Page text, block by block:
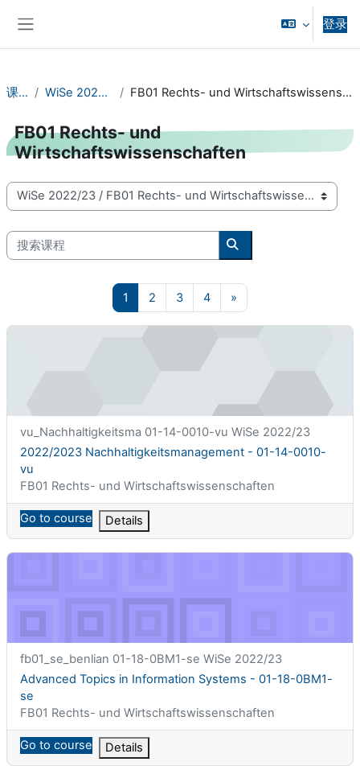
登录
课程 WiSe 2022/23 FB01 Rechts- und Wirtschaftswissenschaften
FB01 Rechts- und
Wirtschaftswissenschaften
课程类别
搜索课程
搜索课程
1 2 页 23页 34页 4»
2022/2023 Nachhaltigkeitsmanagement - 01-14-0010-vu
课程简称
vu_Nachhaltigkeitsma 01-14-0010-vu WiSe 2022/23
课程名称
2022/2023 Nachhaltigkeitsmanagement - 01-14-0010-
vu
课程类别
FB01 Rechts- und Wirtschaftswissenschaften
Go to course Details
Advanced Topics in Information Systems - 01-18-0BM1-se
课程简称
fb01_se_benlian 01-18-0BM1-se WiSe 2022/23
课程名称
Advanced Topics in Information Systems - 01-18-0BM1-
se
课程类别
FB01 Rechts- und Wirtschaftswissenschaften
Go to course Details